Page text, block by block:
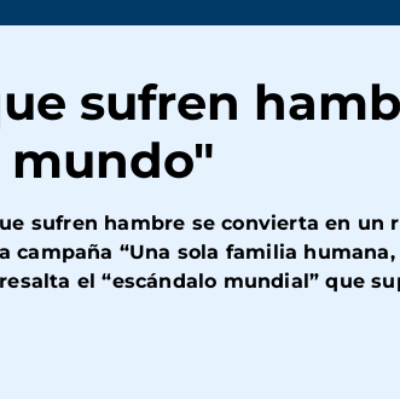
sufren
mundo"
sufren hambre se convierta en
“Una sola familia
el “escándalo mundial” que